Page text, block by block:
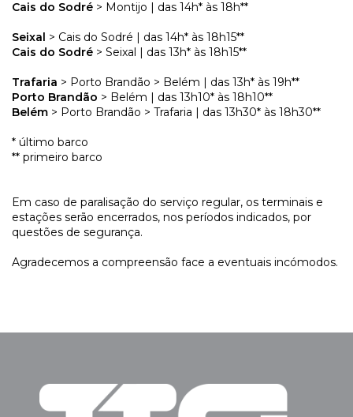
Cais do Sodré > Montijo | das 14h* às 18h**
Seixal > Cais do Sodré | das 14h* às 18h15**
Cais do Sodré > Seixal | das 13h* às 18h15**
Trafaria > Porto Brandão > Belém | das 13h* às 19h**
Porto Brandão > Belém | das 13h10* às 18h10**
Belém > Porto Brandão > Trafaria | das 13h30* às 18h30**
* último barco
** primeiro barco
Em caso de paralisação do serviço regular, os terminais e
estações serão encerrados, nos períodos indicados, por
questões de segurança.
Agradecemos a compreensão face a eventuais incómodos.